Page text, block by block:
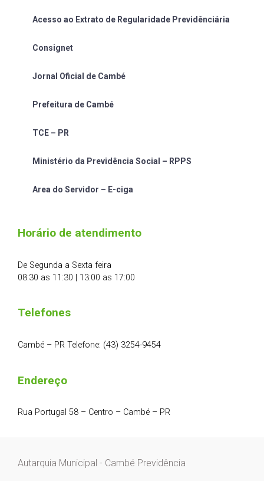
Acesso ao Extrato de Regularidade Previdênciária
Consignet
Jornal Oficial de Cambé
Prefeitura de Cambé
TCE – PR
Ministério da Previdência Social – RPPS
Area do Servidor – E-ciga
Horário de atendimento
De Segunda a Sexta feira
08:30 as 11:30 | 13:00 as 17:00
Telefones
Cambé – PR Telefone: (43) 3254-9454
Endereço
Rua Portugal 58 – Centro – Cambé – PR
Autarquia Municipal - Cambé Previdência